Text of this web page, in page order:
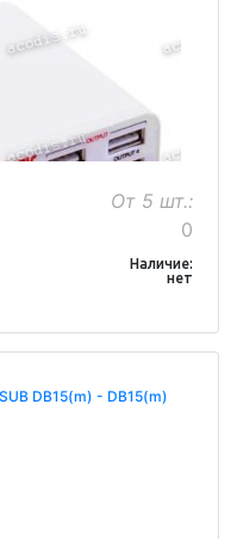
От 5 шт.:
0
Наличие:
нет
DB15(m) - DB15(m)